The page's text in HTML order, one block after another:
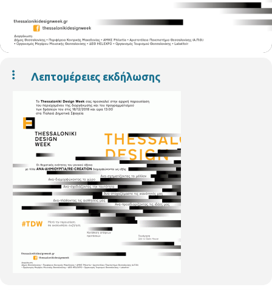
Λεπτομέρειες εκδήλωσης